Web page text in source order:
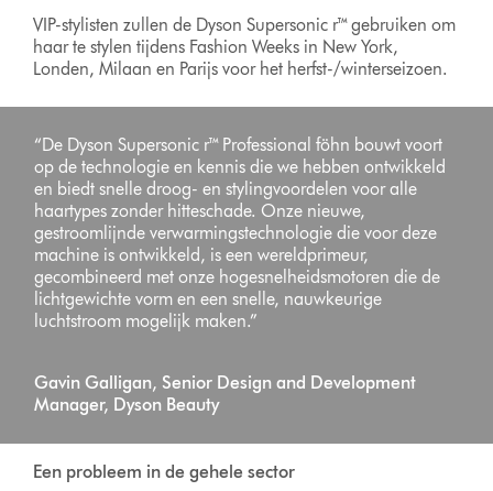
VIP-stylisten zullen de Dyson Supersonic r™ gebruiken om
haar te stylen tijdens Fashion Weeks in New York,
Londen, Milaan en Parijs voor het herfst-/winterseizoen.
“De Dyson Supersonic r™ Professional föhn bouwt voort
op de technologie en kennis die we hebben ontwikkeld
en biedt snelle droog- en stylingvoordelen voor alle
haartypes zonder hitteschade. Onze nieuwe,
gestroomlijnde verwarmingstechnologie die voor deze
machine is ontwikkeld, is een wereldprimeur,
gecombineerd met onze hogesnelheidsmotoren die de
lichtgewichte vorm en een snelle, nauwkeurige
luchtstroom mogelijk maken.”
Gavin Galligan, Senior Design and Development
Manager, Dyson Beauty
Een probleem in de gehele sector